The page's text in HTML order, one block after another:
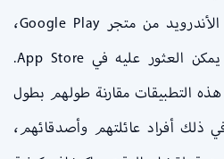
جاهزًا يمكن تحميله لأجهزة الأندرويد من متجر Google Play،
وتطبيقًا مشابهًا لأجهزة آبل يمكن العثور عليه في App Store.
التطبيقات مقارنة طولهم بطول
ذلك أفراد عائلتهم وأصدقائهم،